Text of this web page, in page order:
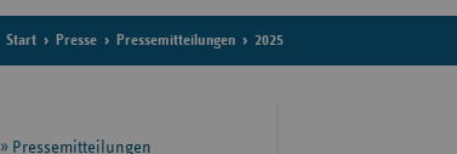
Start Presse Pressemitteilungen 2025
Seitennavigation
Pressemitteilungen